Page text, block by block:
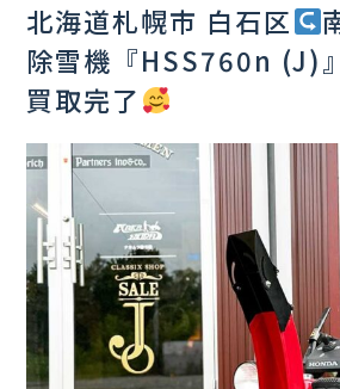
北海道札幌市 白石区
除雪機『HSS760n (J)
買取完了